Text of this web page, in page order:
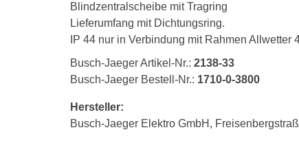
Blindzentralscheibe mit Tragring
Lieferumfang mit Dichtungsring.
IP 44 nur in Verbindung mit Rahmen Allwetter
Busch-Jaeger Artikel-Nr.: 2138-33
Busch-Jaeger Bestell-Nr.: 1710-0-3800
Hersteller:
Busch-Jaeger Elektro GmbH,